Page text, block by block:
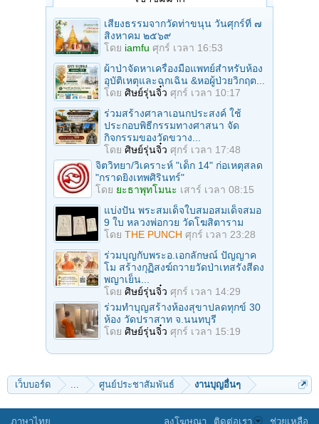
เสียงธรรมจากวัดท่าขนุน วันศุกร์ที่ ๗
สิงหาคม ๒๕๖๙
โดย iamfu ศุกร์ เวลา 16:53
ผ้าป่าจัดหาเครื่องมือแพทย์สำหรับห้อง
อุบัติเหตุและฉุกเฉิน &หอผู้ป่วยวิกฤต...
โดย ศิษย์รุ่นจิ๋ว ศุกร์ เวลา 10:17
ร่วมสร้างศาลาเอนกประสงค์ ใช้
ประกอบพิธีกรรมทางศาสนา จัด
กิจกรรมของวัดขวาง...
โดย ศิษย์รุ่นจิ๋ว ศุกร์ เวลา 17:48
จิตวิทยา/วิเคราะห์ "เด็ก 14" ก่อเหตุสลด
"กราดยิงเทพศิรินทร์"
โดย ยะธาพุทโมนะ เสาร์ เวลา 08:15
แบ่งปัน พระสมเด็จใบสมอสมเด็จสมอ
9 ใบ หลวงพ่อกวย วัดโฆสิตาราม
โดย THE PUNCH ศุกร์ เวลา 23:28
ร่วมบุญกับพระอ.เอกลักษณ์ ปัญญาค
โม สร้างกุฏิสงฆ์ถวายวัดป่าเทสรังสีดง
พญาเย็น...
โดย ศิษย์รุ่นจิ๋ว ศุกร์ เวลา 14:29
ร่วมทําบุญสร้างห้องสุขาปลดทุกข์ 30
ห้อง วัดปราสาท จ.นนทบุรี
โดย ศิษย์รุ่นจิ๋ว ศุกร์ เวลา 15:19
เว็บบอร์ด ศูนย์ประชาสัมพันธ์ งานบุญอื่นๆ
ภาษาไทย ลงโฆษณา ติดต่อเรา ช่วยเหลือ